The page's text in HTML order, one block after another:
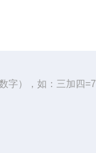
字），如：三加四=7